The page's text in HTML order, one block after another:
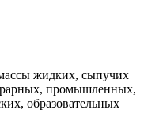
жидких, сыпучих
промышленных,
образовательных